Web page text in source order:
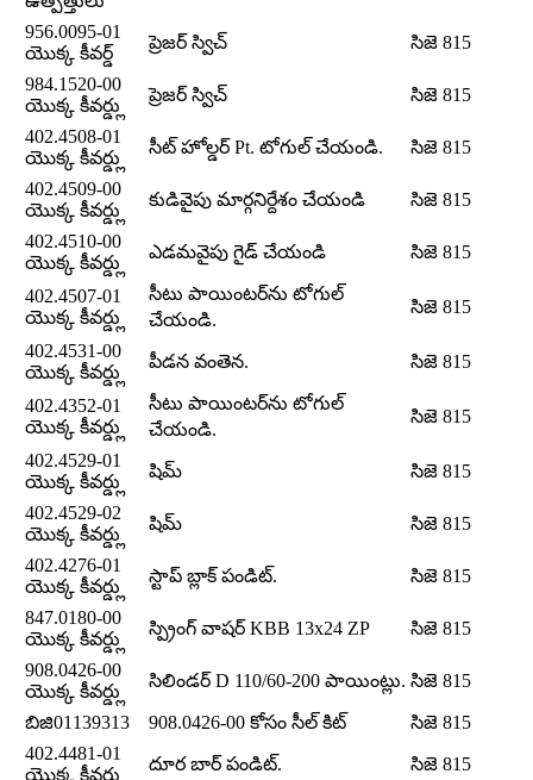
956.0095-01
యొక్క కీవర్డ్
ప్రెజర్ స్విచ్ సిజె 815
984.1520-00
యొక్క కీవర్డ్లు
ప్రెజర్ స్విచ్ సిజె 815
402.4508-01
యొక్క కీవర్డ్లు
సీట్ హోల్డర్ Pt. టోగుల్ చేయండి. సిజె 815
402.4509-00
యొక్క కీవర్డ్లు
కుడివైపు మార్గనిర్దేశం చేయండి సిజె 815
402.4510-00
యొక్క కీవర్డ్లు
ఎడమవైపు గైడ్ చేయండి సిజె 815
402.4507-01
యొక్క కీవర్డ్లు
సీటు పాయింటర్‌ను టోగుల్
చేయండి.
సిజె 815
402.4531-00
యొక్క కీవర్డ్లు
పీడన వంతెన. సిజె 815
402.4352-01
యొక్క కీవర్డ్లు
సీటు పాయింటర్‌ను టోగుల్
చేయండి.
సిజె 815
402.4529-01
యొక్క కీవర్డ్లు
షిమ్ సిజె 815
402.4529-02
యొక్క కీవర్డ్లు
షిమ్ సిజె 815
402.4276-01
యొక్క కీవర్డ్లు
స్టాప్ బ్లాక్ పండిట్. సిజె 815
847.0180-00
యొక్క కీవర్డ్లు
స్ప్రింగ్ వాషర్ KBB 13x24 ZP సిజె 815
908.0426-00
యొక్క కీవర్డ్లు
సిలిండర్ D 110/60-200 పాయింట్లు. సిజె 815
బిజి01139313 908.0426-00 కోసం సీల్ కిట్
సిజె 815
402.4481-01
యొక్క కీవర్డ్లు
దూర బార్ పండిట్. సిజె 815